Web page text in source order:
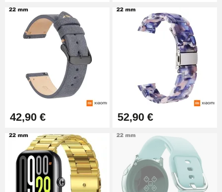
42,90 € 52,90 €